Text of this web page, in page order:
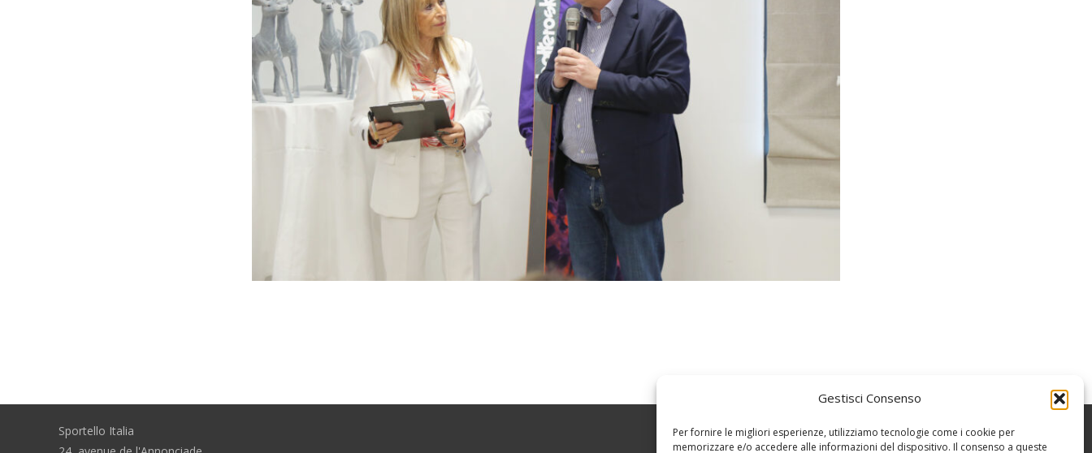
Gestisci Consenso
Per fornire le migliori esperienze, utilizziamo tecnologie come i cookie per
memorizzare e/o accedere alle informazioni del dispositivo. Il consenso a queste
Sportello Italia